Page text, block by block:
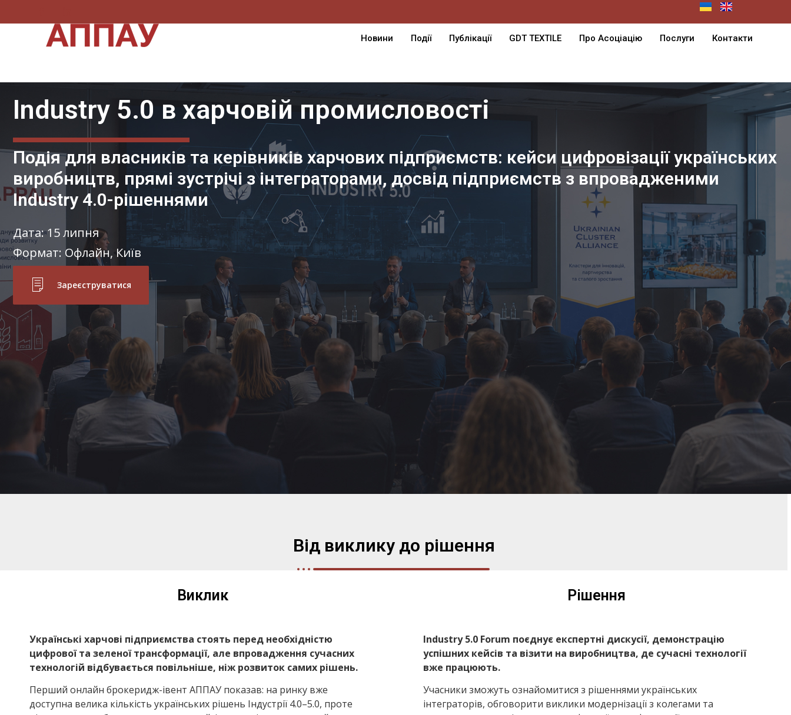
Новини Події Публікації GDT TEXTILE Про Асоціацію Послуги Контакти
Industry 5.0 в харчовій промисловості
Подія для власників та керівників харчових підприємств: кейси цифровізації українських
виробництв, прямі зустрічі з інтеграторами, досвід підприємств з впровадженими
Industry 4.0-рішеннями
Дата: 15 липня
Формат: Офлайн, Київ
Зареєструватися
Від виклику до рішення
Виклик
Українські харчові підприємства стоять перед необхідністю
цифрової та зеленої трансформації, але впровадження сучасних
технологій відбувається повільніше, ніж розвиток самих рішень.
Перший онлайн брокеридж-івент АППАУ показав: на ринку вже
доступна велика кількість українських рішень Індустрії 4.0–5.0, проте
Рішення
Industry 5.0 Forum поєднує експертні дискусії, демонстрацію
успішних кейсів та візити на виробництва, де сучасні технології
вже працюють.
Учасники зможуть ознайомитися з рішеннями українських
інтеграторів, обговорити виклики модернізації з колегами та